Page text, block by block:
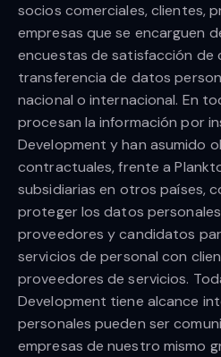
socios comerciales, clientes,
empresas que se encarguen
encuestas de satisfacción de
transferencia de datos
nacional o internacional. En
procesan la información por
Development y han asumido
contractuales, frente a
subsidiarias en otros países,
proteger los datos
proveedores y candidatos
servicios de personal con
proveedores de servicios.
Development tiene alcance
personales pueden ser
empresas de nuestro mismo